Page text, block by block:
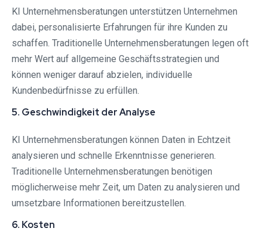
KI Unternehmensberatungen unterstützen Unternehmen
dabei, personalisierte Erfahrungen für ihre Kunden zu
schaffen. Traditionelle Unternehmensberatungen legen oft
mehr Wert auf allgemeine Geschäftsstrategien und
können weniger darauf abzielen, individuelle
Kundenbedürfnisse zu erfüllen.
5. Geschwindigkeit der Analyse
KI Unternehmensberatungen können Daten in Echtzeit
analysieren und schnelle Erkenntnisse generieren.
Traditionelle Unternehmensberatungen benötigen
möglicherweise mehr Zeit, um Daten zu analysieren und
umsetzbare Informationen bereitzustellen.
6. Kosten